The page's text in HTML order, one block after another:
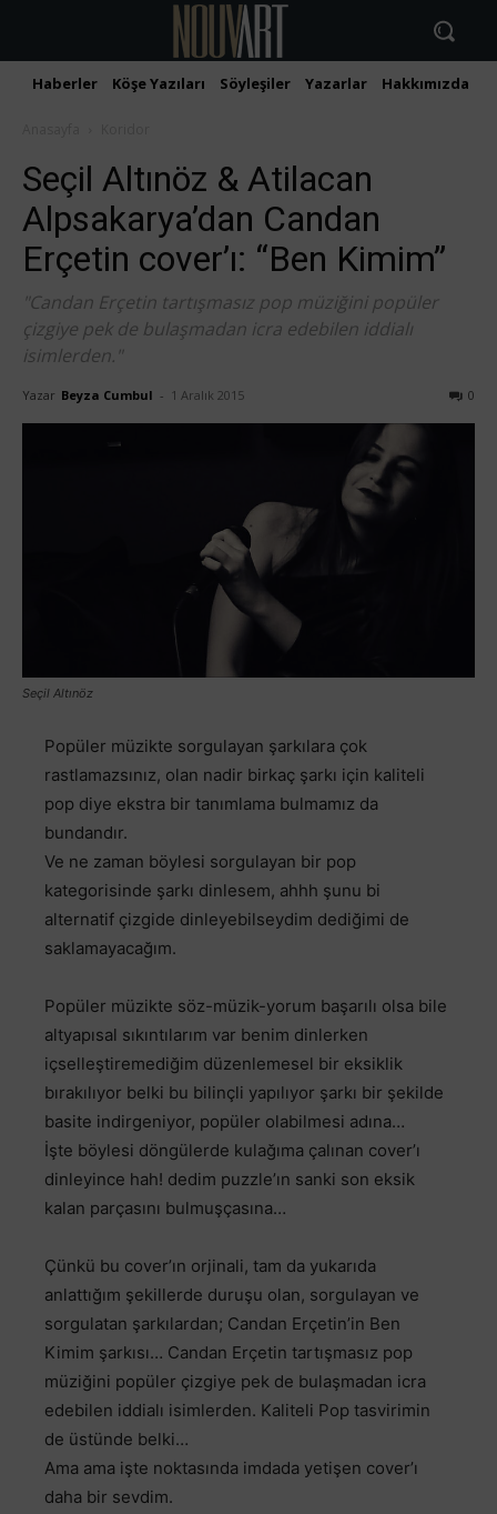
Haberler Köşe Yazıları Söyleşiler Yazarlar Hakkımızda
Seçil Altınöz & Atilacan
Alpsakarya’dan Candan
Erçetin cover’ı: “Ben Kimim”
"Candan Erçetin tartışmasız pop müziğini popüler
çizgiye pek de bulaşmadan icra edebilen iddialı
isimlerden."
Yazar Beyza Cumbul - 1 Aralık 2015 0
Seçil Altınöz
Popüler müzikte sorgulayan şarkılara çok
rastlamazsınız, olan nadir birkaç şarkı için kaliteli
pop diye ekstra bir tanımlama bulmamız da
bundandır.
Ve ne zaman böylesi sorgulayan bir pop
kategorisinde şarkı dinlesem, ahhh şunu bi
alternatif çizgide dinleyebilseydim dediğimi de
saklamayacağım.
Popüler müzikte söz-müzik-yorum başarılı olsa bile
altyapısal sıkıntılarım var benim dinlerken
içselleştiremediğim düzenlemesel bir eksiklik
bırakılıyor belki bu bilinçli yapılıyor şarkı bir şekilde
basite indirgeniyor, popüler olabilmesi adına…
İşte böylesi döngülerde kulağıma çalınan cover’ı
dinleyince hah! dedim puzzle’ın sanki son eksik
kalan parçasını bulmuşçasına…
Çünkü bu cover’ın orjinali, tam da yukarıda
anlattığım şekillerde duruşu olan, sorgulayan ve
sorgulatan şarkılardan; Candan Erçetin’in Ben
Kimim şarkısı… Candan Erçetin tartışmasız pop
müziğini popüler çizgiye pek de bulaşmadan icra
edebilen iddialı isimlerden. Kaliteli Pop tasvirimin
de üstünde belki…
Ama ama işte noktasında imdada yetişen cover’ı
daha bir sevdim.